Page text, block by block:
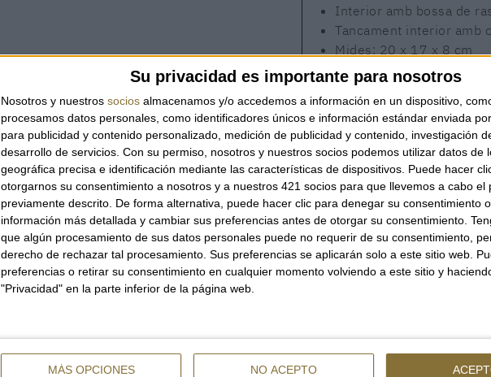
Su privacidad es importante para nosotros
Nosotros y nuestros socios almacenamos y/o accedemos a información en un dispositivo,
procesamos datos personales, como identificadores únicos e información estándar enviada
para publicidad y contenido personalizado, medición de publicidad y contenido, investigación
desarrollo de servicios. Con su permiso, nosotros y nuestros socios podemos utilizar datos de
geográfica precisa e identificación mediante las características de dispositivos. Puede hacer
otorgarnos su consentimiento a nosotros y a nuestros 421 socios para que llevemos a cabo el
previamente descrito. De forma alternativa, puede hacer clic para denegar su consentimiento
información más detallada y cambiar sus preferencias antes de otorgar su consentimiento.
que algún procesamiento de sus datos personales puede no requerir de su consentimiento,
derecho de rechazar tal procesamiento. Sus preferencias se aplicarán solo a este sitio web.
preferencias o retirar su consentimiento en cualquier momento volviendo a este sitio y
"Privacidad" en la parte inferior de la página web.
MÁS OPCIONES NO ACEPTO
Interior amb bossa de
Tancament interior amb
Mides: 20 x 17 x 8 cm
Una peça especial i
amb un aire refinat.
DISPONIBILITAT
NOMÉS1UNITAT